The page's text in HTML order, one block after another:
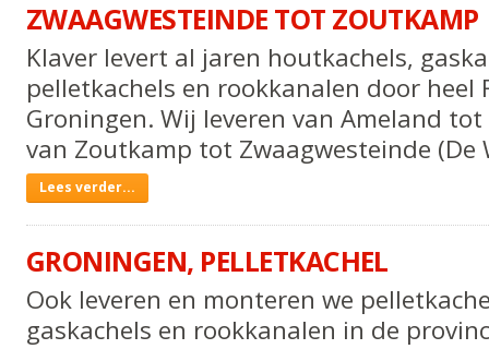
Groningen
-
ZWAAGWESTEINDE TOT ZOUTKAMP
Klaver levert al jaren houtkachels,
pelletkachels en rookkanalen door heel
Groningen. Wij leveren van Ameland
van Zoutkamp tot Zwaagwesteinde (De
Zwaagwesteinde
-
Lees verder...
GRONINGEN, PELLETKACHEL
Ook leveren en monteren we
gaskachels en rookkanalen in de